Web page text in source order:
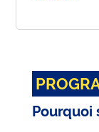
Pourquoi